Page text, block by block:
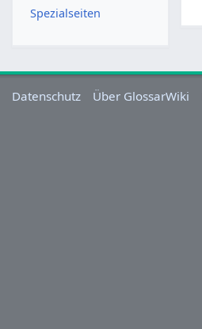
Spezialseiten
Datenschutz Über GlossarWiki